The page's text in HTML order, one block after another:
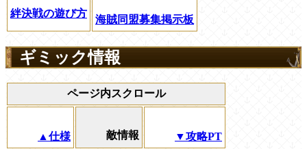
絆決戦の遊び方
海賊同盟募集掲示板
ギミック情報
ページ内スクロール
▲仕様 敵情報 ▼攻略PT